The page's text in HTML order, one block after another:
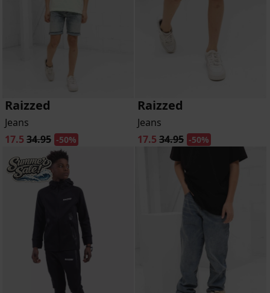
Raizzed
Jeans
17.5 34.95 -50%
Raizzed
Jeans
17.5 34.95 -50%